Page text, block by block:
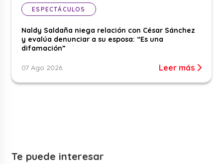
ESPECTÁCULOS
Naldy Saldaña niega relación con César Sánchez
y evalúa denunciar a su esposa: “Es una
difamación”
07 Ago 2026 Leer más
Te puede interesar